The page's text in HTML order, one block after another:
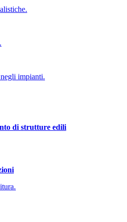
impianti.
di strutture edili